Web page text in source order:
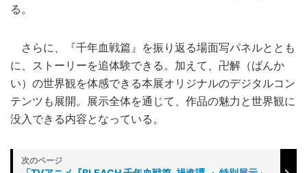
る。
さらに、『千年血戦篇』を振り返る場面写パネルととも
に、ストーリーを追体験できる。加えて、卍解（ばんか
い）の世界観を体感できる本展オリジナルのデジタルコン
テンツも展開。展示全体を通じて、作品の魅力と世界観に
没入できる内容となっている。